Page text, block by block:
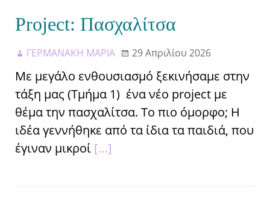
Project: Πασχαλίτσα
ΓΕΡΜΑΝΑΚΗ ΜΑΡΙΑ 29 Απριλίου 2026
Με μεγάλο ενθουσιασμό ξεκινήσαμε στην
τάξη μας (Τμήμα 1) ένα νέο project με
θέμα την πασχαλίτσα. Το πιο όμορφο; Η
ιδέα γεννήθηκε από τα ίδια τα παιδιά, που
έγιναν μικροί […]